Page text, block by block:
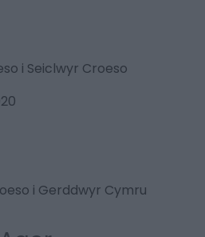
i Seiclwyr Croeso
i Gerddwyr Cymru